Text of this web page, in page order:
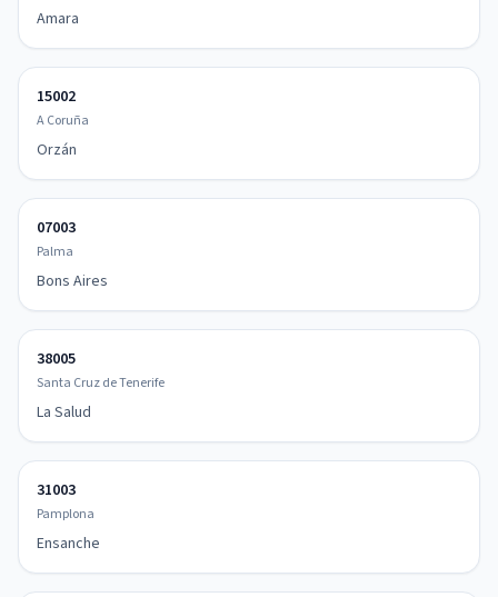
Amara
15002
A Coruña
Orzán
07003
Palma
Bons Aires
38005
Santa Cruz de Tenerife
La Salud
31003
Pamplona
Ensanche